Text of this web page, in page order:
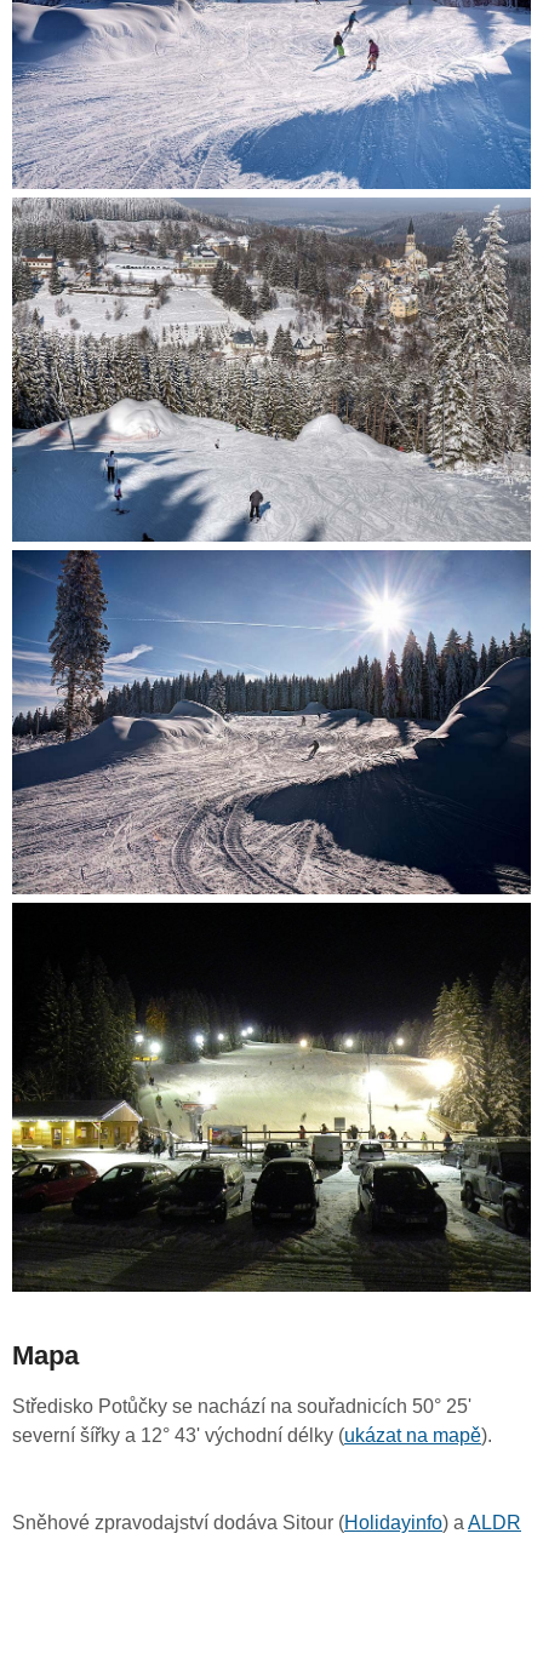
Mapa
Středisko Potůčky se nachází na souřadnicích 50° 25'
severní šířky a 12° 43' východní délky (ukázat na mapě).
Sněhové zpravodajství dodáva Sitour (Holidayinfo) a ALDR